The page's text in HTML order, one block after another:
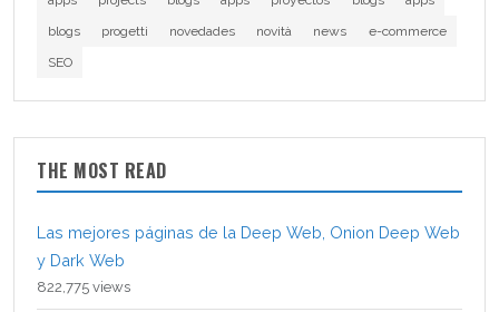
blogs
progetti novedades novità news
e-commerce
SEO
THE MOST READ
Las mejores páginas de la Deep Web, Onion Deep Web
y Dark Web
822,775 views